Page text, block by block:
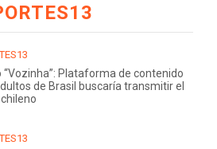
“Vozinha”: Plataforma de contenido
de Brasil buscaría transmitir el